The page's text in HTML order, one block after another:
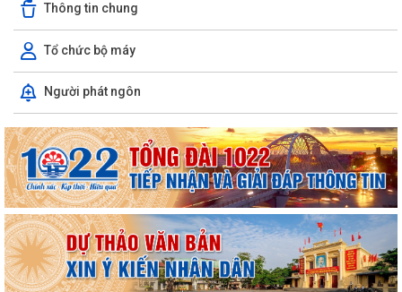
Thông tin chung
Tổ chức bộ máy
Người phát ngôn
ỦY BAN NHÂN DÂN XÃ NGUYỄN BỈNH KHIÊM TUYÊN TRUYỀN, HƯỚNG
DẪN NGƯỜI DÂN CHUYỂN ĐỔI THIẾT BỊ, SIM...
KẾ HOẠCH Triển khai tuyển chọn thực tập sinh nữ đi thực tập kỹ thuật
tại Nhật Bản Đợt II năm 2026